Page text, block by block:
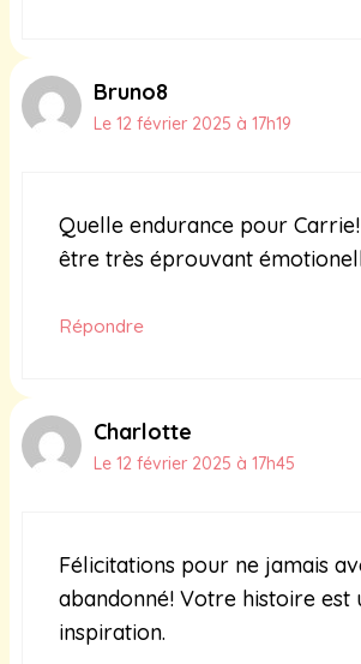
Bruno8
Le 12 février 2025 à 17h19
Quelle endurance pour
être très éprouvant
Répondre
Charlotte
Le 12 février 2025 à 17h45
Félicitations pour ne jamais
abandonné! Votre histoire est
inspiration.